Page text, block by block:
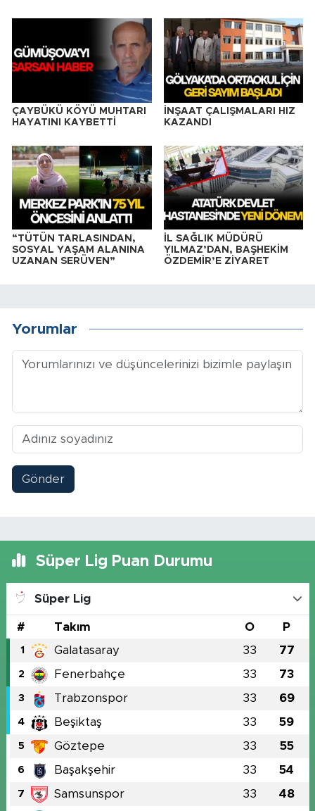
ÇAYBÜKÜ KÖYÜ MUHTARI
HAYATINI KAYBETTİ
İNŞAAT ÇALIŞMALARI HIZ
KAZANDI
“TÜTÜN TARLASINDAN,
SOSYAL YAŞAM ALANINA
UZANAN SERÜVEN”
İL SAĞLIK MÜDÜRÜ
YILMAZ’DAN, BAŞHEKİM
ÖZDEMİR’E ZİYARET
Yorumlar
Gönder
Süper Lig Puan Durumu
Süper Lig
# Takım O P
1 Galatasaray 33 77
2 Fenerbahçe 33 73
3 Trabzonspor 33 69
4 Beşiktaş 33 59
5 Göztepe 33 55
6 Başakşehir 33 54
7 Samsunspor 33 48